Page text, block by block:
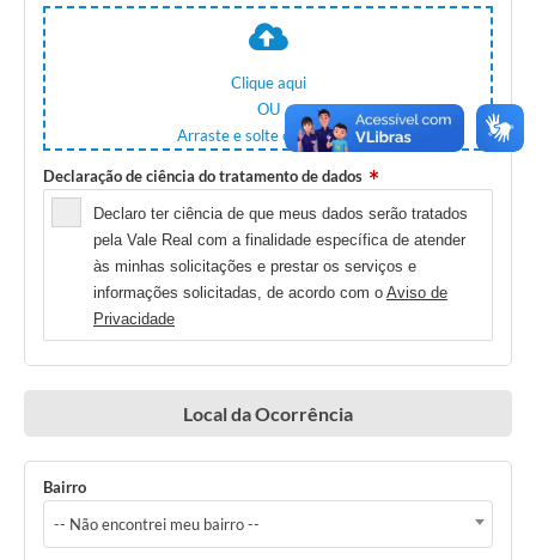
Clique aqui
OU
Arraste e solte os arquivos
Declaração de ciência do tratamento de dados
Declaro ter ciência de que meus dados serão tratados
pela Vale Real com a finalidade específica de atender
às minhas solicitações e prestar os serviços e
informações solicitadas, de acordo com o Aviso de
Privacidade
Local da Ocorrência
Bairro
-- Não encontrei meu bairro --